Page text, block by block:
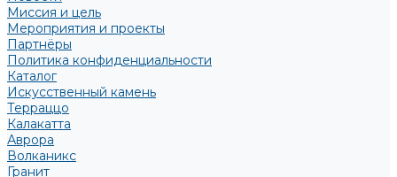
Миссия и цель
Мероприятия и проекты
Партнёры
Политика конфиденциальности
Каталог
Искусственный камень
Терраццо
Калакатта
Аврора
Волканикс
Гранит